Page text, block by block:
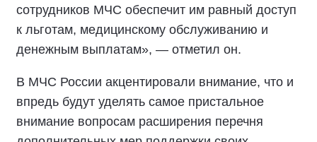
сотрудников МЧС обеспечит им равный доступ
к льготам, медицинскому обслуживанию и
денежным выплатам», — отметил он.
В МЧС России акцентировали внимание, что и
впредь будут уделять самое пристальное
внимание вопросам расширения перечня